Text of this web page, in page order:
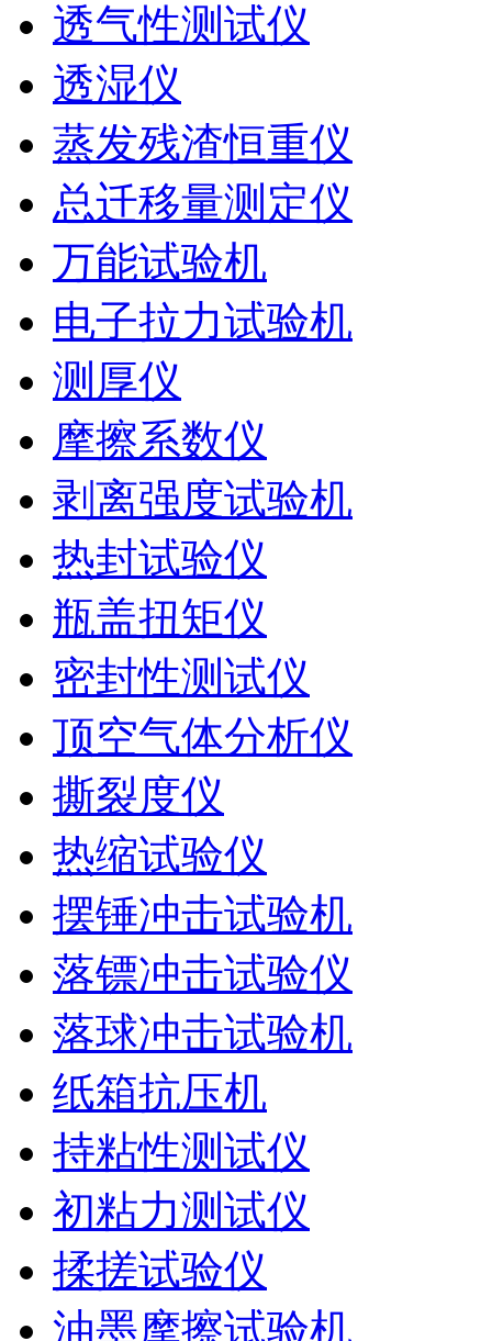
透气性测试仪
透湿仪
蒸发残渣恒重仪
总迁移量测定仪
万能试验机
电子拉力试验机
测厚仪
摩擦系数仪
剥离强度试验机
热封试验仪
瓶盖扭矩仪
密封性测试仪
顶空气体分析仪
撕裂度仪
热缩试验仪
摆锤冲击试验机
落镖冲击试验仪
落球冲击试验机
纸箱抗压机
持粘性测试仪
初粘力测试仪
揉搓试验仪
油墨摩擦试验机